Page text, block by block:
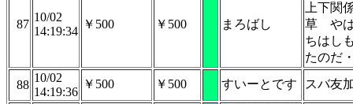
87
10/02
14:19:34
￥500 ￥500 まろばし
上下関
草 や
ちはし
たのだ
88
10/02
14:19:36
￥500 ￥500 すいーとです スバ友